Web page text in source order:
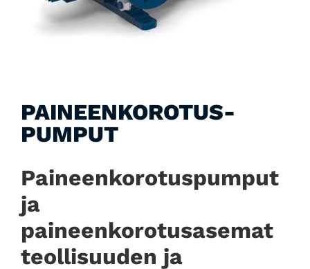
PAINEENKOROTUS­­
PUMPUT
Paineenkorotuspumput
ja
paineenkorotusasemat
teollisuuden ja